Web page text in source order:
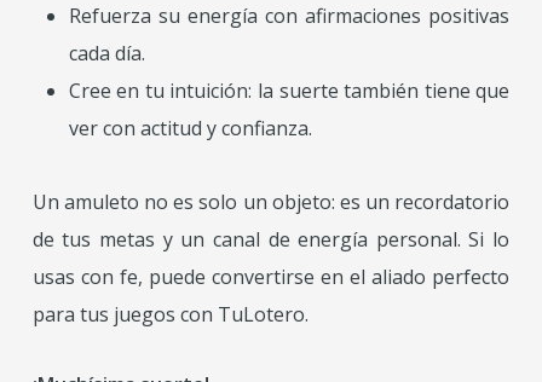
Refuerza su energía con afirmaciones positivas
cada día.
Cree en tu intuición: la suerte también tiene que
ver con actitud y confianza.
Un amuleto no es solo un objeto: es un recordatorio
de tus metas y un canal de energía personal. Si lo
usas con fe, puede convertirse en el aliado perfecto
para tus juegos con TuLotero.